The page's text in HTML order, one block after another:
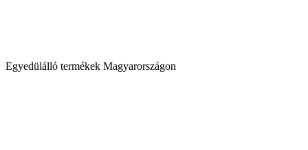
Egyedülálló termékek Magyarországon